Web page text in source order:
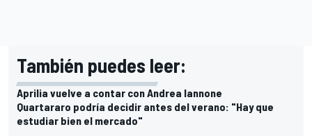
También puedes leer:
Aprilia vuelve a contar con Andrea Iannone
Quartararo podría decidir antes del verano: "Hay que
estudiar bien el mercado"